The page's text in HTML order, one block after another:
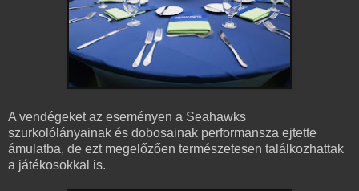
A vendégeket az eseményen a Seahawks
szurkolólányainak és dobosainak performansza ejtette
ámulatba, de ezt megelőzően természetesen találkozhattak
a játékosokkal is.